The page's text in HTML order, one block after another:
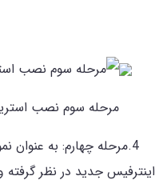
مرحله سوم نصب
اینترفیس جدید در نظر